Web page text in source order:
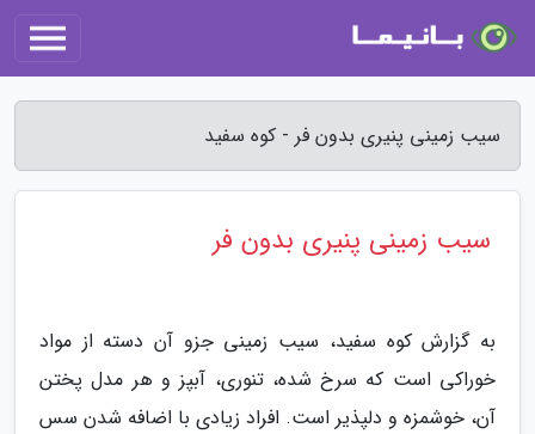
سیب زمینی پنیری بدون فر - کوه سفید
سیب زمینی پنیری بدون فر
به گزارش کوه سفید، سیب زمینی جزو آن دسته از مواد
خوراکی است که سرخ شده، تنوری، آبپز و هر مدل پختن
آن، خوشمزه و دلپذیر است. افراد زیادی با اضافه شدن سس